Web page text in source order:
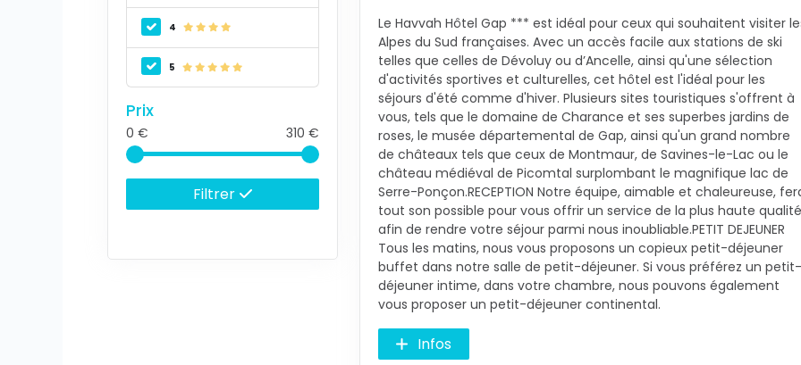
4
5
Prix
0 310
Filtrer
Le Havvah Hôtel Gap *** est idéal pour ceux qui souhaitent visiter
Alpes du Sud françaises. Avec un accès facile aux stations de ski
telles que celles de Dévoluy ou d’Ancelle, ainsi qu'une sélection
d'activités sportives et culturelles, cet hôtel est l'idéal pour les
séjours d'été comme d'hiver. Plusieurs sites touristiques s'offrent à
vous, tels que le domaine de Charance et ses superbes jardins de
roses, le musée départemental de Gap, ainsi qu'un grand nombre
de châteaux tels que ceux de Montmaur, de Savines-le-Lac ou le
château médiéval de Picomtal surplombant le magnifique lac de
Serre-Ponçon. ​RECEPTION Notre équipe, aimable et chaleureuse,
tout son possible pour vous offrir un service de la plus haute qualité
afin de rendre votre séjour parmi nous inoubliable. ​PETIT DEJEUNER
Tous les matins, nous vous proposons un copieux petit-déjeuner
buffet dans notre salle de petit-déjeuner. Si vous préférez un petit-
déjeuner intime, dans votre chambre, nous pouvons également
vous proposer un petit-déjeuner continental.
Infos